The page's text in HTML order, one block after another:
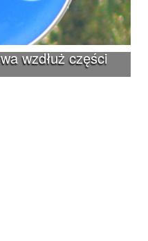
wzdłuż części